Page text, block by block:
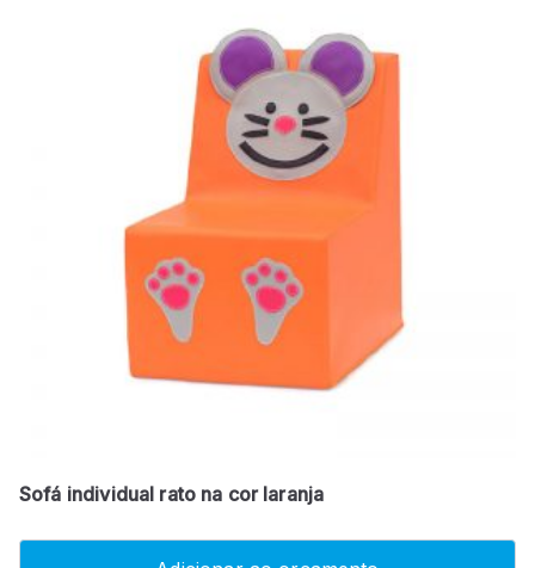
Sofá individual rato na cor laranja